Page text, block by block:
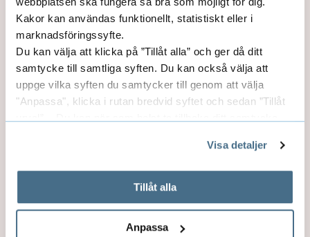
Kakor kan användas funktionellt, statistiskt eller i
marknadsföringssyfte.
Du kan välja att klicka på ”Tillåt alla” och ger då ditt
samtycke till samtliga syften. Du kan också välja att
uppge vilka syften du samtycker till genom att välja
"Anpassa", klicka i rutan bredvid syftet och sedan ”Tillåt
används och hur vi och våra leverantörer inhämtar och
behandlar personuppgifter.
Visa detaljer
Tillåt alla
Anpassa
förståelse för produktionsplanering och
inblick i ett urval av maskiner, sömmar och
stygntyper. Till detta kopplas yt...